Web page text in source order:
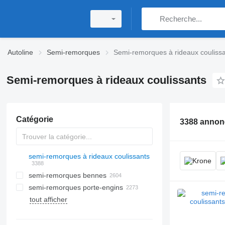
Autoline Semi-remorques Semi-remorques à rideaux
Semi-remorques à rideaux coulissants
Catégorie
semi-remorques à rideaux coulissants
semi-remorques bennes
semi-remorques porte-engins
tout afficher
3388